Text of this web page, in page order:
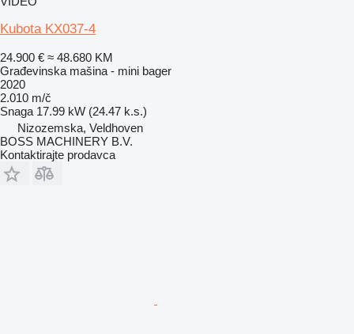
Kubota KX037-4
24.900 € ≈ 48.680 KM
Građevinska mašina - mini bager
2020
2.010 m/č
Snaga 17.99 kW (24.47 k.s.)
Nizozemska, Veldhoven
BOSS MACHINERY B.V.
Kontaktirajte prodavca